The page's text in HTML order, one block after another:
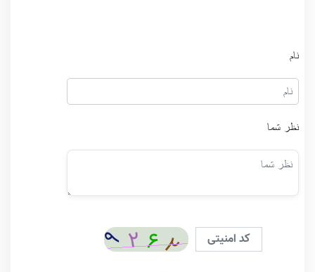
نام
نظر شما